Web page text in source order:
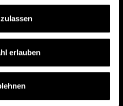
erlauben